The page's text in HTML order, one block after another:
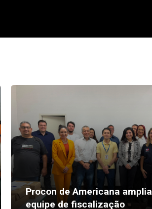
Procon de Americana amplia
equipe de fiscalização